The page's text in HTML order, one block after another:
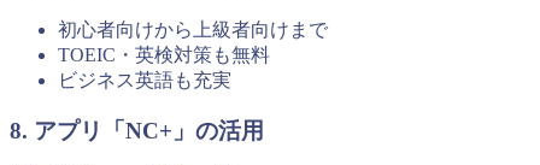
初心者向けから上級者向けまで
TOEIC・英検対策も無料
ビジネス英語も充実
8. アプリ「NC+」の活用